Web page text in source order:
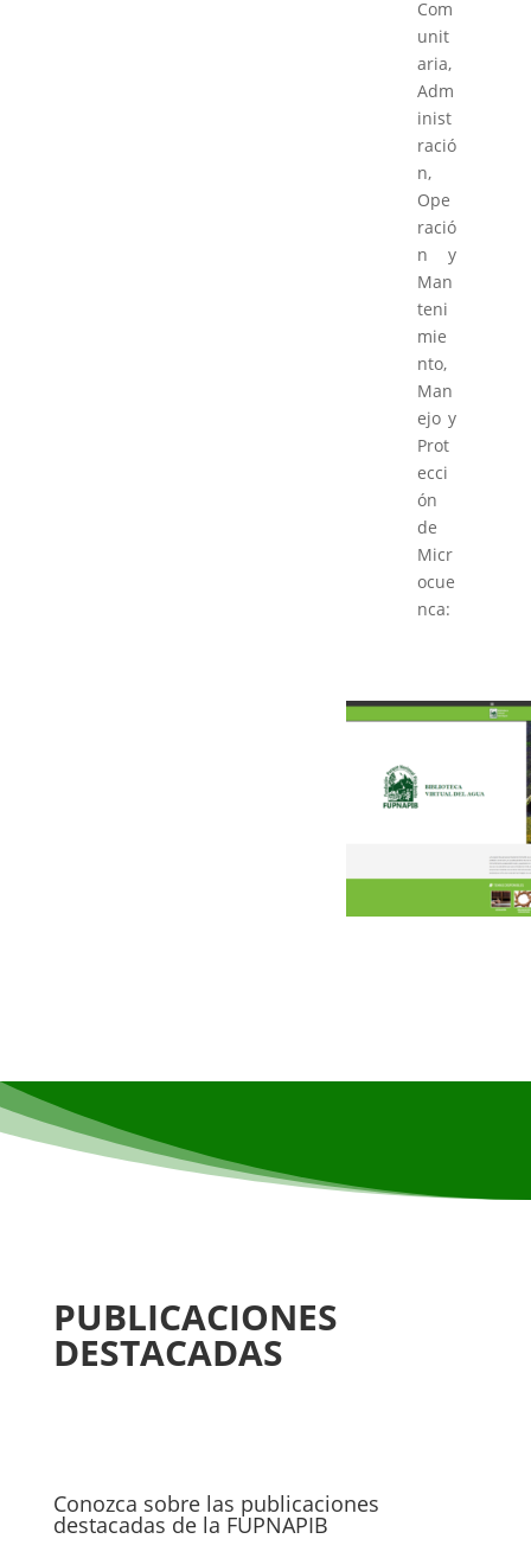
Com
unit
aria,
Adm
inist
ració
n,
Ope
ració
n y
Man
teni
mie
nto,
Man
ejo y
Prot
ecci
ón
de
Micr
ocue
nca:
PUBLICACIONES
DESTACADAS
Conozca sobre las publicaciones
destacadas de la FUPNAPIB